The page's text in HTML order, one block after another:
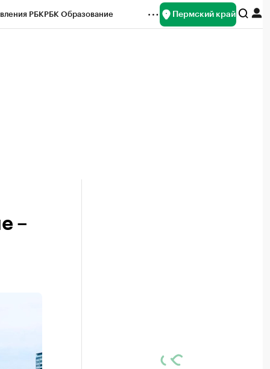
РБКРБК Образование Пермский край
–